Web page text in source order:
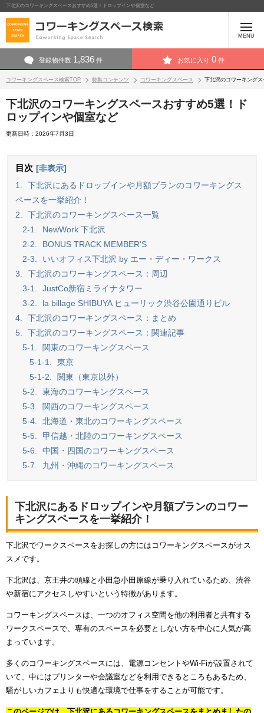
下北沢のコワーキングスペースおすすめ5選！ドロップインや個室など
MENU
登録物件数 1,836 件 お気に入り 0 件
コワーキングスペース検索TOP 特集コンテンツ コワーキングスペース 下北沢のコワーキング
下北沢のコワーキングスペースおすすめ5選！ド
ロップインや個室など
更新日時：2026年7月3日
目次 [非表示]
1.
下北沢にあるドロップインや月額プランのコワーキングス
ペースを一挙紹介！
2.
下北沢のコワーキングスペース一覧
2-1.
NewWork 下北沢
2-2.
BONUS TRACK MEMBER’S
2-3.
いいオフィス下北沢 by エー・ディー・ワークス
3.
下北沢のコワーキングスペース：周辺
3-1.
JustCo新宿ミライナタワー
3-2.
la billage SHIBUYA ヒューリック渋谷公園通りビル
4.
下北沢のコワーキングスペース：まとめ
5.
下北沢のコワーキングスペース：関連記事
5-1.
関東のコワーキングスペース
5-1-1.
東京
5-1-2.
関東（東京以外）
5-2.
東海のコワーキングスペース
5-3.
関西のコワーキングスペース
5-4.
北海道・東北のコワーキングスペース
5-5.
甲信越・北陸のコワーキングスペース
5-6.
中国・四国のコワーキングスペース
5-7.
九州・沖縄のコワーキングスペース
下北沢にあるドロップインや月額プランのコワー
キングスペースを一挙紹介！
下北沢でワークスペースをお探しの方にはコワーキングスペースがオス
スメです。
下北沢は、京王井の頭線と小田急小田原線が乗り入れているため、渋谷
や新宿にアクセスしやすいという特徴があります。
コワーキングスペースは、一つのオフィス空間を他の利用者と共有する
ワークスペースで、専有のスペースを必要としない方を中心に人気が高
まっています。
多くのコワーキングスペースには、電源コンセントやWi-Fiが設置されて
いて、中にはプリンターや会議室などを利用できるところもあるため、
騒がしいカフェよりも快適な環境で仕事をすることが可能です。